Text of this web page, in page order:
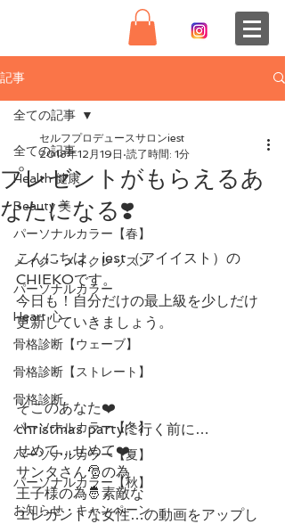
記事
全ての記事
Health 健康
Beauty 美
パーソナルカラー【春】
メイク・メイクレッスン
パーソナルカラー
Heart 心
骨格診断【ウェーブ】
骨格診断【ストレート】
骨格診断
パーソナルカラー【冬】
パーソナルカラー【夏】
パーソナルカラー【秋】
お知らせ・キャンペーン
全ての記事
プレゼントがもらえるあ
なたになる❣️
セルフプロデュースサロンiest
2018年12月19日 読了時間: 1分
こんにちは、iest（アイイスト）の
CHIEKOです。
今日も！自分だけの最上級を少しだけ
更新していきましょう。
そこのあなた❤️
christmas partyに行く前に…
せめて…せめて❤️
サンタさん🎅の為
王子様の為🤴素敵な
エレガントな女性…の動画をアップし